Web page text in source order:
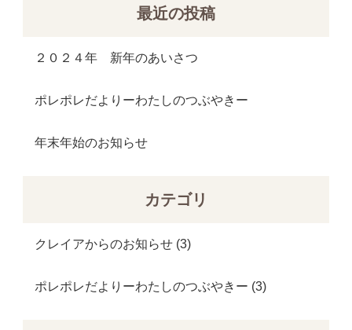
最近の投稿
２０２４年 新年のあいさつ
ポレポレだよりーわたしのつぶやきー
年末年始のお知らせ
カテゴリ
クレイアからのお知らせ(3)
ポレポレだよりーわたしのつぶやきー (3)